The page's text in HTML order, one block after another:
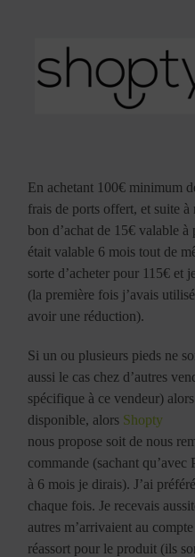
En achetant 100€ minimum
frais de ports offert, et suite
bon d’achat de 15€ valable
était valable 6 mois tout de
sorte d’acheter pour 115€ et
(la première fois j’avais
avoir une réduction).
Si un ou plusieurs pieds ne
aussi le cas chez d’autres
spécifique à ce vendeur)
disponible, alors Shopty
nous propose soit de nous
commande (sachant qu’avec
à 6 mois je dirais). J’ai
chaque fois. Je recevais
autres m’arrivaient au
réassort pour le produit (ils